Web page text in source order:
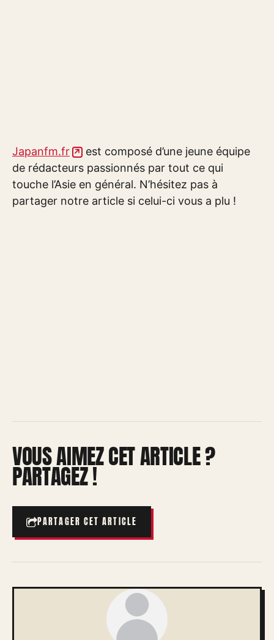
Japanfm.fr
est composé d’une jeune équipe
de rédacteurs passionnés par tout ce qui
touche l’Asie en général. N’hésitez pas à
partager notre article si celui-ci vous a plu !
VOUS AIMEZ CET ARTICLE ?
PARTAGEZ !
PARTAGER CET ARTICLE